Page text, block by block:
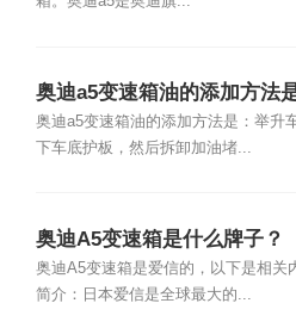
奥迪a5变速箱油的添加方法
奥迪a5变速箱油的添加方法是：举升
下车底护板，然后拆卸加油堵...
奥迪A5变速箱是什么牌子？
奥迪A5变速箱是爱信的，以下是相关
简介：日本爱信是全球最大的...